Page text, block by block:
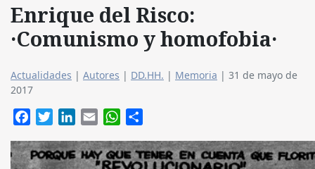
Enrique del Risco:
·Comunismo y homofobia·
Actualidades | Autores | DD.HH. | Memoria | 31 de mayo de
2017
FacebookTwitterLinkedIn
Email WhatsApp